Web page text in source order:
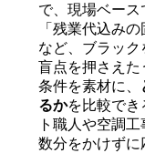
で、現場ベース
「残業代込み
など、ブラッ
盲点を押さえ
条件を素材に、
るかを比較でき
ト職人や空調
数分をかけず